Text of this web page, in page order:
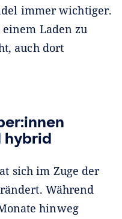
immer wichtiger.
Laden zu
auch dort
hybrid
sich im Zuge der
Während
hinweg